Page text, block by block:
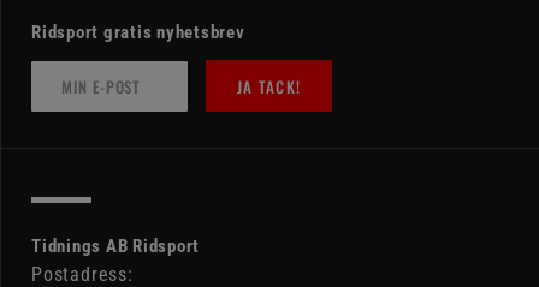
Ridsport gratis nyhetsbrev
JA TACK!
Tidnings AB Ridsport
Postadress: